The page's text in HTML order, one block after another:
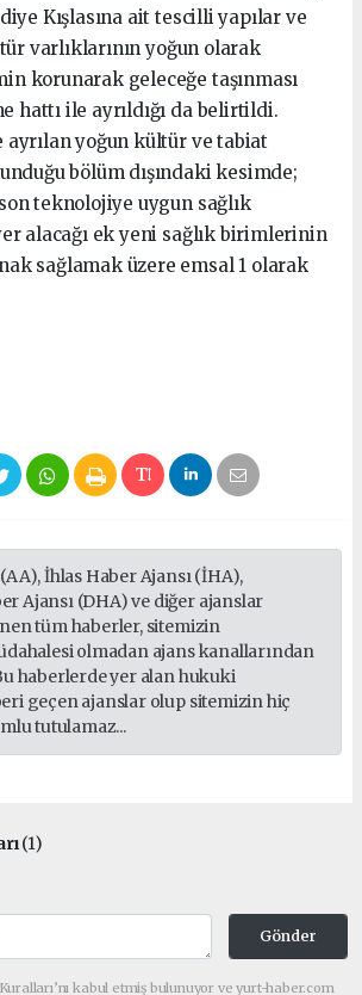
Kışlasına ait tescilli yapılar ve
varlıklarının yoğun olarak
korunarak geleceğe taşınması
hattı ile ayrıldığı da belirtildi.
ayrılan yoğun kültür ve tabiat
bölüm dışındaki kesimde;
teknolojiye uygun sağlık
alacağı ek yeni sağlık birimlerinin
sağlamak üzere emsal 1 olarak
İhlas Haber Ajansı (İHA),
Ajansı (DHA) ve diğer ajanslar
tüm haberler, sitemizin
olmadan ajans kanallarından
haberlerde yer alan hukuki
geçen ajanslar olup sitemizin hiç
tutulamaz...
(1)
Gönder
kabul etmiş bulunuyor ve yurt-haber.com